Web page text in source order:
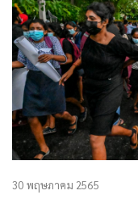
30 พฤษภาคม 2565